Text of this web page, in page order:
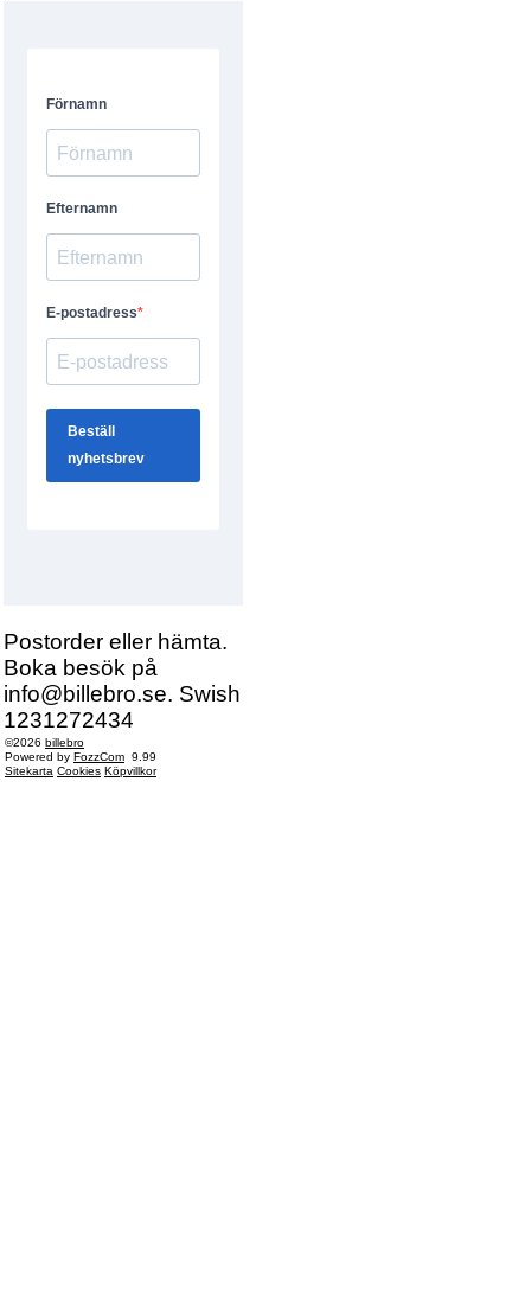
Postorder eller hämta.
Boka besök på
info@billebro.se. Swish
1231272434
©2026 billebro
Powered by FozzCom 9.99
Sitekarta Cookies Köpvillkor